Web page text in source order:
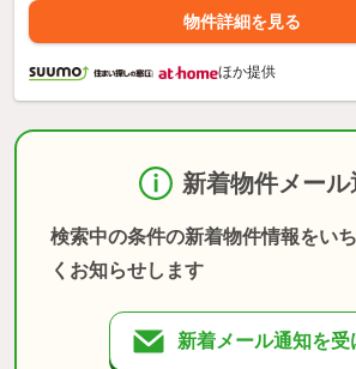
物件詳細を見る
ほか提供
新着物件メール
検索中の条件の新着物件情報をい
くお知らせします
新着メール通知を受